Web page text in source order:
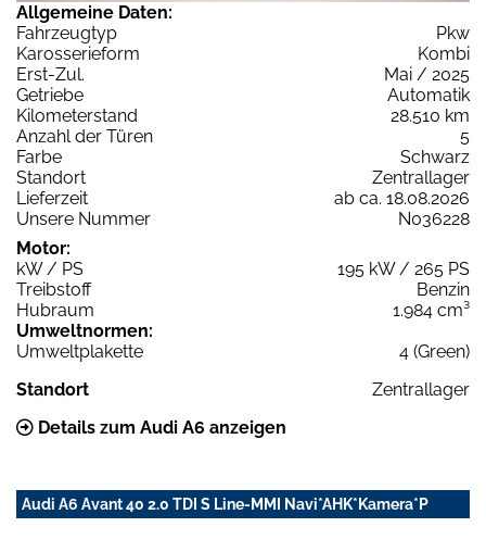
Allgemeine Daten:
Fahrzeugtyp
Pkw
Karosserieform
Kombi
Erst-Zul.
Mai / 2025
Getriebe
Automatik
Kilometerstand
28.510 km
Anzahl der Türen
5
Farbe
Schwarz
Standort
Zentrallager
Lieferzeit
ab ca. 18.08.2026
Unsere Nummer
N036228
Motor:
kW / PS
195 kW / 265 PS
Treibstoff
Benzin
Hubraum
1.984 cm³
Umweltnormen:
Umweltplakette
4 (Green)
Standort
Zentrallager
Details zum Audi A6 anzeigen
Audi A6 Avant 40 2.0 TDI S Line-MMI Navi*AHK*Kamera*P